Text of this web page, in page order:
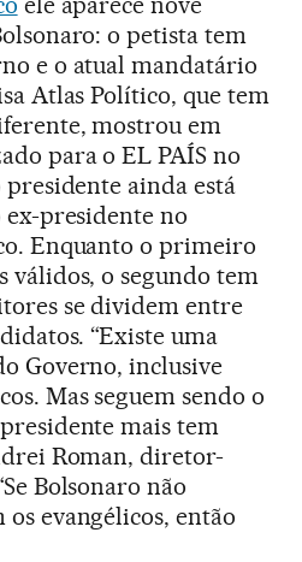
o petista tem
e o atual mandatário
Atlas Político, que tem
mostrou em
para o EL PAÍS no
ainda está
presidente no
Enquanto o primeiro
válidos, o segundo tem
se dividem entre
“Existe uma
Governo, inclusive
Mas seguem sendo o
mais tem
Roman, diretor-
Bolsonaro não
evangélicos, então